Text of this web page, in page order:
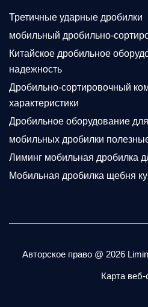
Третичные ударные дробилки
мобильный дробильно-
Китайское дробильное
надежность
Дробильно-сортировочный
характеристики
Дробильное оборудование
мобильных дробилки
Лиминг мобильная дробилка
Мобильная дробилка щебня
Авторское право @ 2026
Карта веб-